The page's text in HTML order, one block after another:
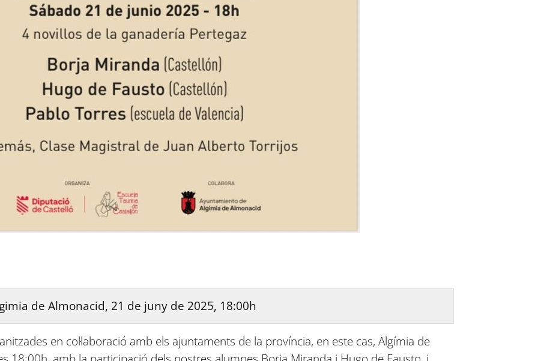
de Almonacid, 21 de juny de 2025, 18:00h
en col·laboració amb els ajuntaments de la província, en este cas, Algímia de